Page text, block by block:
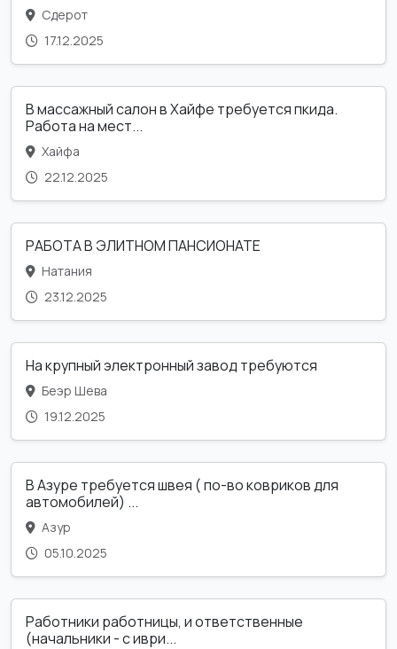
Сдерот
17.12.2025
В массажный салон в Хайфе требуется пкида.
Работа на мест...
Хайфа
22.12.2025
РАБОТА В ЭЛИТНОМ ПАНСИОНАТЕ
Натания
23.12.2025
На крупный электронный завод требуются
Беэр Шева
19.12.2025
В Азуре требуется швея ( по-во ковриков для
автомобилей) ...
Азур
05.10.2025
Работники работницы, и ответственные
(начальники - с иври...